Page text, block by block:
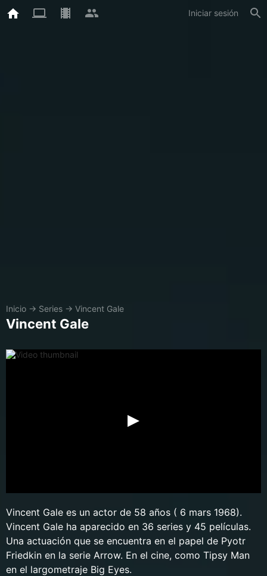
Iniciar sesión
Inicio → Series → Vincent Gale
Vincent Gale
Vincent Gale es un actor de 58 años ( 6 mars 1968).
Vincent Gale ha aparecido en 36 series y 45 películas.
Una actuación que se encuentra en el papel de Pyotr
Friedkin en la serie Arrow. En el cine, como Tipsy Man
en el largometraje Big Eyes.